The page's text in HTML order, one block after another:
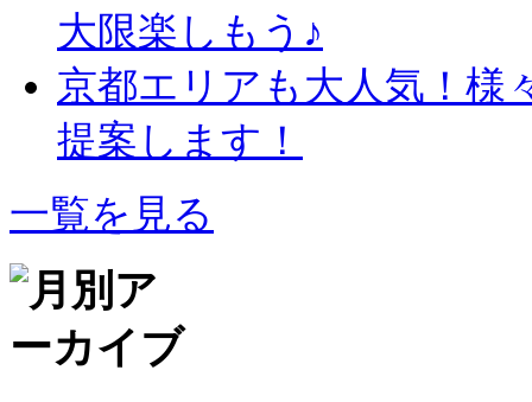
大限楽しもう♪
京都エリアも大人気！様
提案します！
一覧を見る